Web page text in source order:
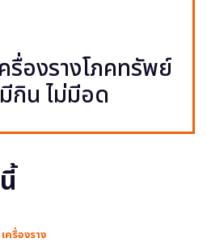
รื่องรางโภคทรัพย์
กิน ไม่มีอด
เครื่องราง